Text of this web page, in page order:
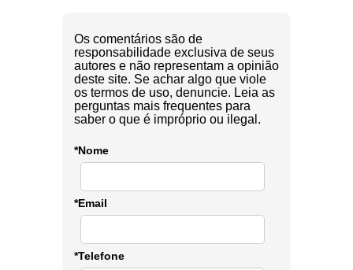
Os comentários são de
responsabilidade exclusiva de seus
autores e não representam a opinião
deste site. Se achar algo que viole
os termos de uso, denuncie. Leia as
perguntas mais frequentes para
saber o que é impróprio ou ilegal.
*Nome
*Email
*Telefone